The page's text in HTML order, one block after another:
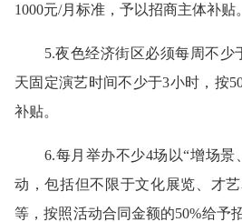
1000元/月标准，予以招商主体补贴。
5.夜色经济街区必须每周不少
天固定演艺时间不少于3小时，按
补贴。
6.每月举办不少4场以“增场景
动，包括但不限于文化展览、才
等，按照活动合同金额的50%给予